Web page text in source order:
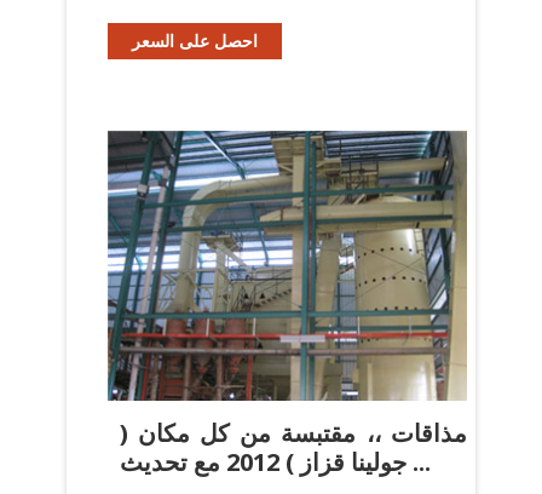
احصل على السعر
مذاقات ،، مقتبسة من كل مكان (
جولينا قزاز ) 2012 مع تحديث ...